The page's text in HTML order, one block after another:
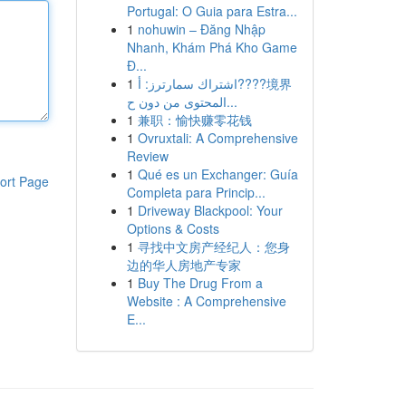
Page
Portugal: O Guia para Estra...
1 nohuwin – Đăng Nhập
Nhanh, Khám Phá Kho Game
Đ...
1 اشتراك سمارترز: أ????境界
المحتوى من دون ح...
1 兼职：愉快赚零花钱
1 Ovruxtali: A Comprehensive
Review
1 Qué es un Exchanger: Guía
Completa para Princip...
1 Driveway Blackpool: Your
Options & Costs
1 寻找中文房产经纪人：您身
边的华人房地产专家
1 Buy The Drug From a
Website : A Comprehensive
E...